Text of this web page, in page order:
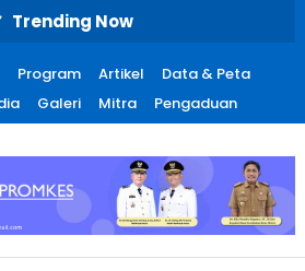
Trending Now
Program Artikel
Data & Peta
Galeri Mitra Pengaduan
Kota
Metro